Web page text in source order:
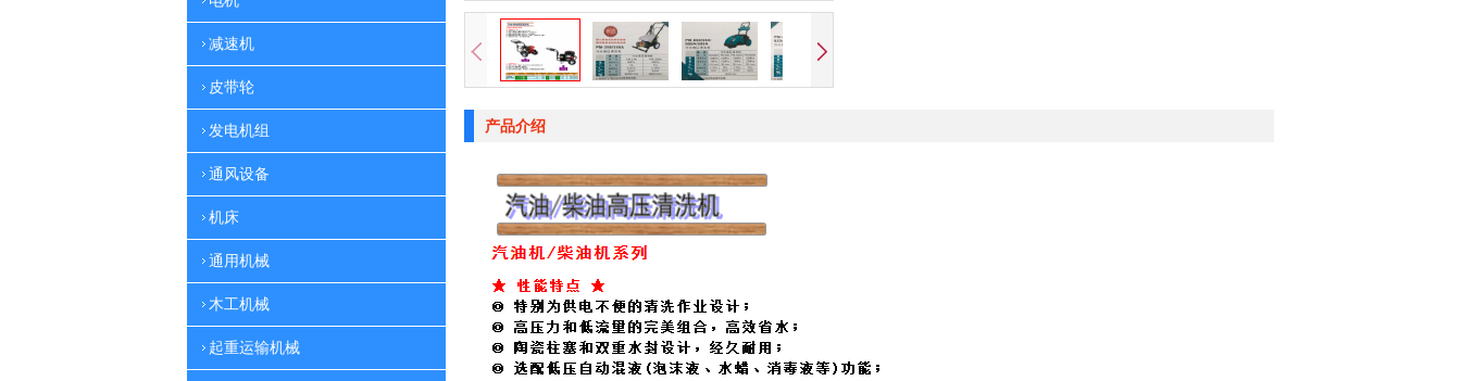
减速机
皮带轮
发电机组
通风设备
机床
通用机械
木工机械
起重运输机械
产品介绍